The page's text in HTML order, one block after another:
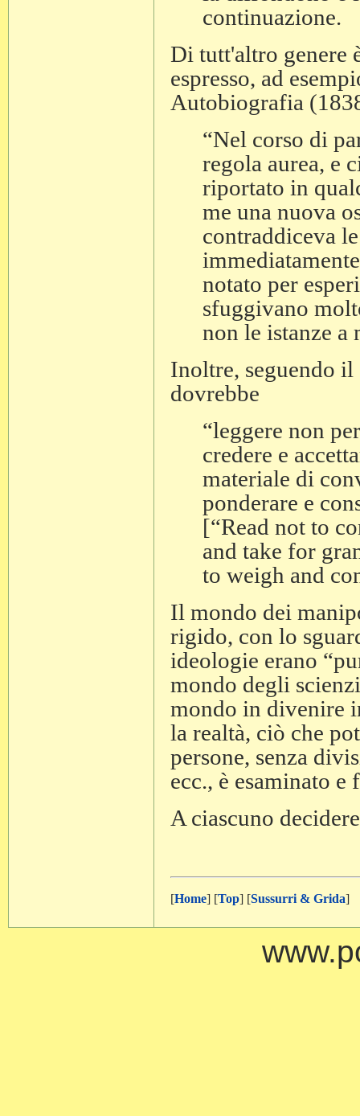
continuazione.
Di tutt'altro genere
espresso, ad
Autobiografia
“Nel corso di
regola aurea, e
riportato in
me una nuova
contraddiceva
notato per
sfuggivano
non le istanze a
Inoltre, seguendo
dovrebbe
“leggere non
credere e
materiale di
ponderare e
[“Read not to
and take for
to weigh and
Il mondo dei
rigido, con lo
ideologie erano
mondo degli
mondo in divenire
la realtà, ciò che
persone, senza
ecc., è esaminato e
A ciascuno
[Home] [Top] [Sussurri & Grida]